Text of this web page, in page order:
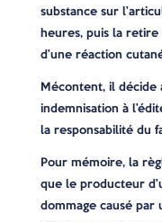
substance sur
heures, puis la retire
d’une réaction
Mécontent, il
indemnisation à
la responsabilité du
Pour mémoire, la
que le producteur
dommage causé